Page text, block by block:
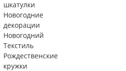
шкатулки
Новогодние
декорации
Новогодний
Текстиль
Рождественские
кружки